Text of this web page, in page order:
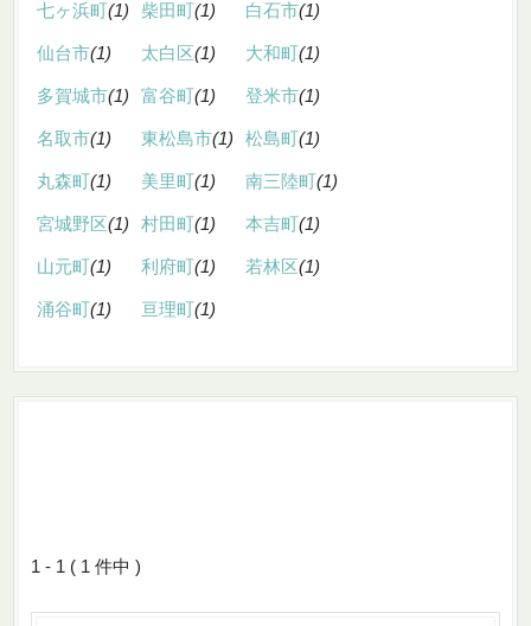
七ヶ浜町(1) 柴田町(1) 白石市(1)
仙台市(1) 太白区(1) 大和町(1)
多賀城市(1) 富谷町(1) 登米市(1)
名取市(1) 東松島市(1) 松島町(1)
丸森町(1) 美里町(1) 南三陸町(1)
宮城野区(1) 村田町(1) 本吉町(1)
山元町(1) 利府町(1) 若林区(1)
涌谷町(1) 亘理町(1)
1 - 1 ( 1 件中 )